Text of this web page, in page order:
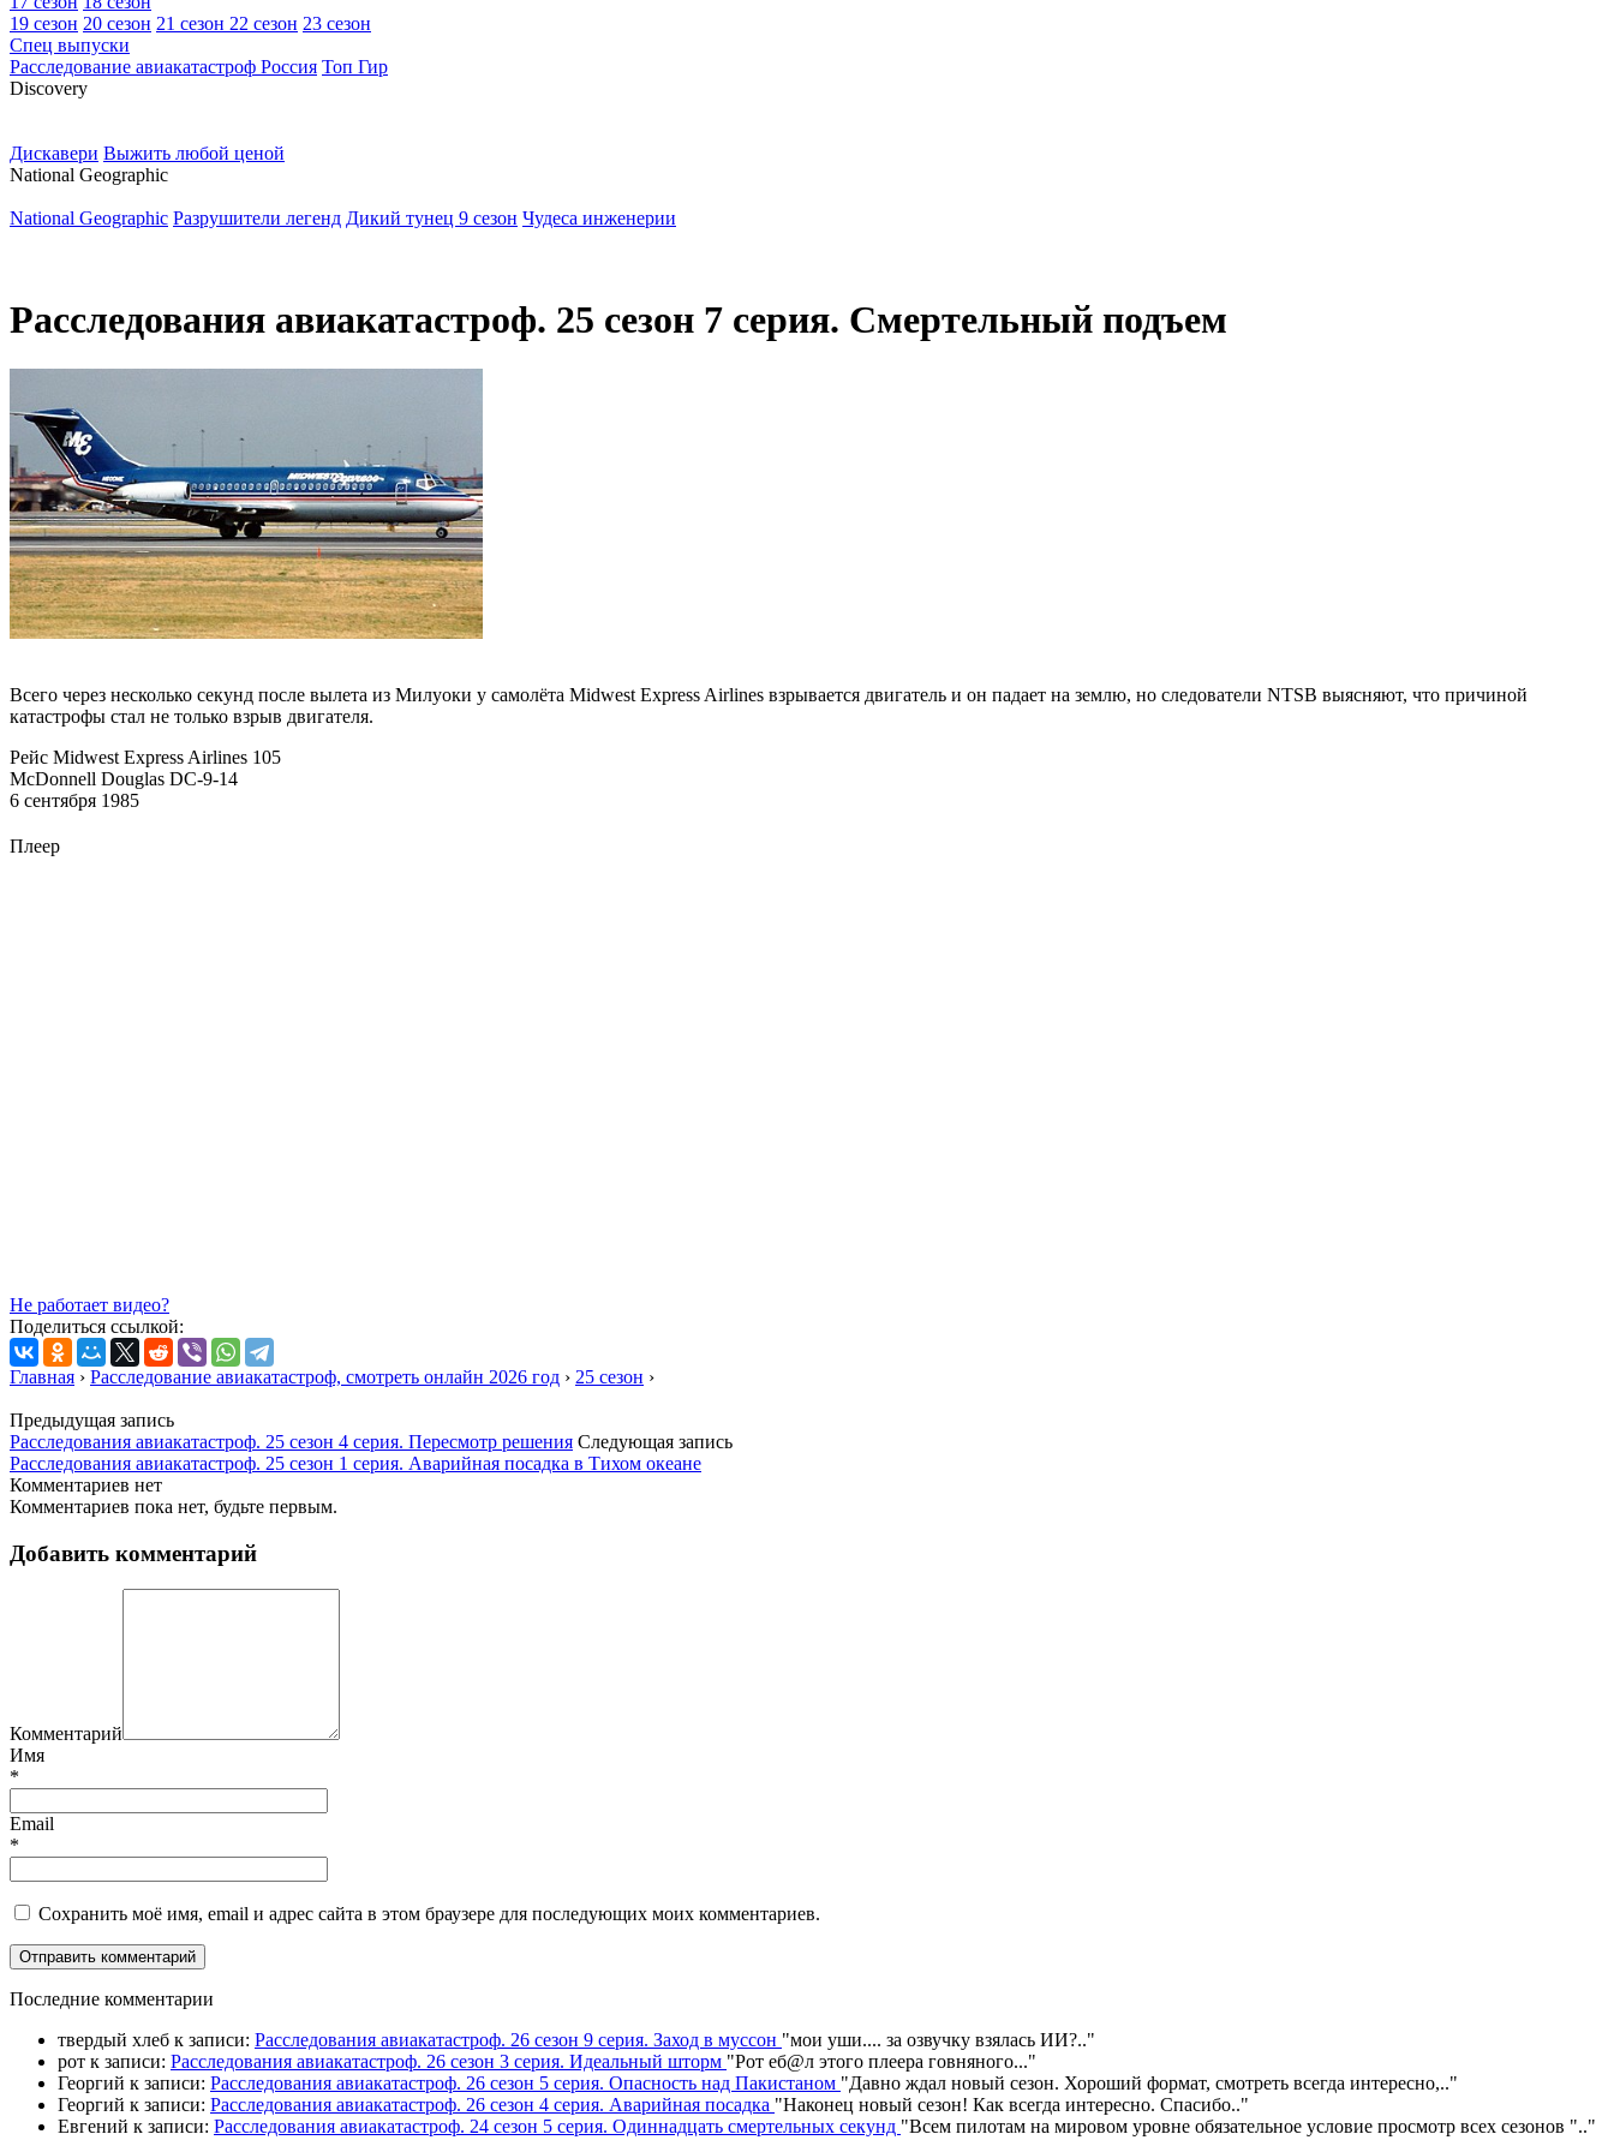
19 сезон 20 сезон 21 сезон 22 сезон 23 сезон
Спец выпуски
Расследование авиакатастроф Россия Топ Гир
Discovery
Дискавери Выжить любой ценой
National Geographic
National Geographic Разрушители легенд Дикий тунец 9 сезон Чудеса инженерии
Расследования авиакатастроф. 25 сезон 7 серия. Смертельный подъем
Всего через несколько секунд после вылета из Милуоки у самолёта Midwest Express Airlines взрывается двигатель и он падает на землю, но следователи NTSB выясняют, что причиной
катастрофы стал не только взрыв двигателя.
Рейс Midwest Express Airlines 105
McDonnell Douglas DC-9-14
6 сентября 1985
Плеер
Не работает видео?
Поделиться ссылкой:
Главная › Расследование авиакатастроф, смотреть онлайн 2026 год › 25 сезон ›
Предыдущая запись
Расследования авиакатастроф. 25 сезон 4 серия. Пересмотр решения Следующая запись
Расследования авиакатастроф. 25 сезон 1 серия. Аварийная посадка в Тихом океане
Комментариев нет
Комментариев пока нет, будьте первым.
Добавить комментарий
Комментарий
Имя
*
Email
*
Сохранить моё имя, email и адрес сайта в этом браузере для последующих моих комментариев.
Последние комментарии
твердый хлеб к записи: Расследования авиакатастроф. 26 сезон 9 серия. Заход в муссон "мои уши.... за озвучку взялась ИИ?.."
рот к записи: Расследования авиакатастроф. 26 сезон 3 серия. Идеальный шторм "Рот еб@л этого плеера говняного..."
Георгий к записи: Расследования авиакатастроф. 26 сезон 5 серия. Опасность над Пакистаном "Давно ждал новый сезон. Хороший формат, смотреть всегда интересно,.."
Георгий к записи: Расследования авиакатастроф. 26 сезон 4 серия. Аварийная посадка "Наконец новый сезон! Как всегда интересно. Спасибо.."
Евгений к записи: Расследования авиакатастроф. 24 сезон 5 серия. Одиннадцать смертельных секунд "Всем пилотам на мировом уровне обязательное условие просмотр всех сезонов ".."